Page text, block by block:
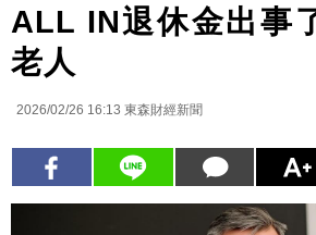
ALL IN退休金出事
老人
2026/02/26 16:13 東森財經新聞